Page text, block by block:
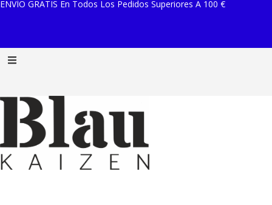
ENVÍO GRATIS En Todos Los Pedidos Superiores A 100 €